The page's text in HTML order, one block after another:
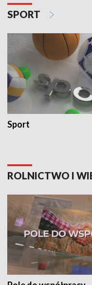
SPORT
Sport
ROLNICTWO I